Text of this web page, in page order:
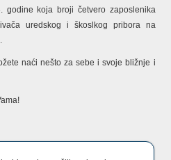
godine koja broji četvero zaposlenika
uredskog i škoslkog pribora na
naći nešto za sebe i svoje bližnje i